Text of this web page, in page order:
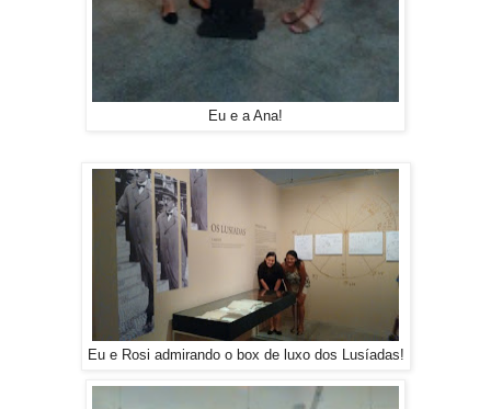
Eu e a Ana!
Eu e Rosi admirando o box de luxo dos Lusíadas!